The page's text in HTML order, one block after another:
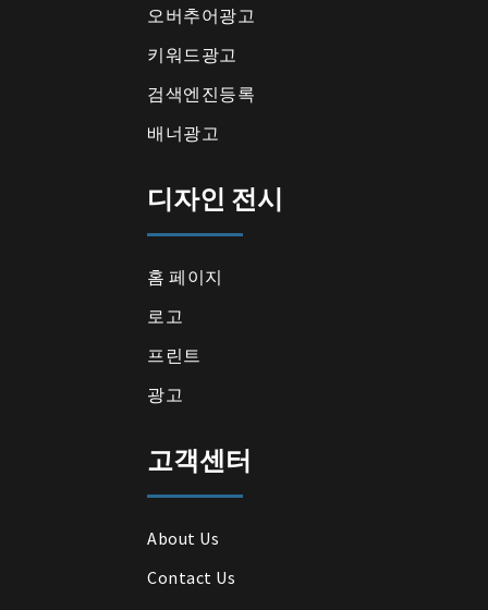
오버추어광고
키워드광고
검색엔진등록
배너광고
디자인 전시
홈 페이지
로고
프린트
광고
고객센터
About Us
Contact Us